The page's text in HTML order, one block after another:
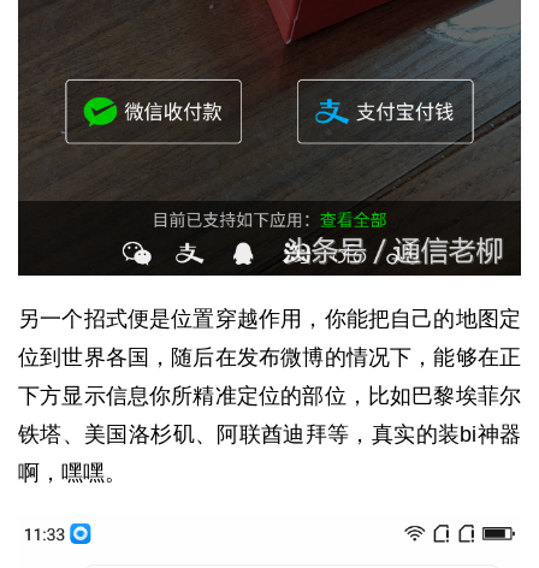
另一个招式便是位置穿越作用，你能把自己的地图定
位到世界各国，随后在发布微博的情况下，能够在正
下方显示信息你所精准定位的部位，比如巴黎埃菲尔
铁塔、美国洛杉矶、阿联酋迪拜等，真实的装bi神器
啊，嘿嘿。